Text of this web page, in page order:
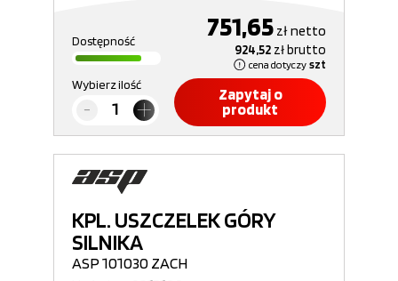
Dostępność 751,65 złnetto
924,52 złbrutto
cena dotyczy szt
Wybierz ilość
Zapytaj o
produkt
KPL. USZCZELEK GÓRY
SILNIKA
ASP 101030 ZACH